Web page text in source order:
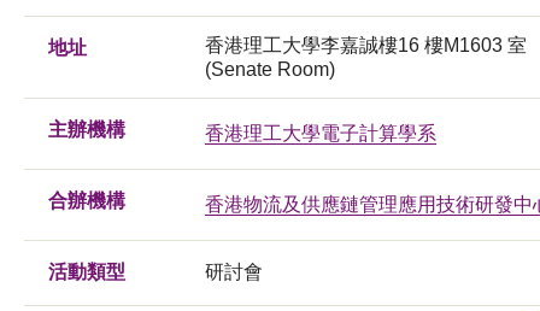
地址
香港理工大學李嘉誠樓16 樓M1603 室
(Senate Room)
主辦機構 香港理工大學電子計算學系
合辦機構 香港物流及供應鏈管理應用技術研發中
活動類型 研討會